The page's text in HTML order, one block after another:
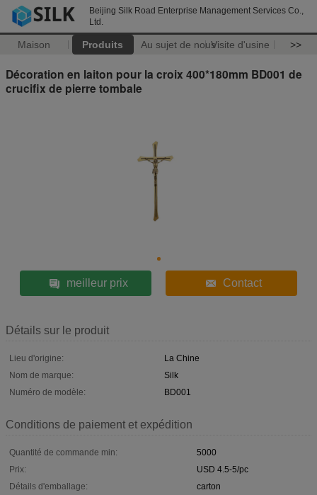
Beijing Silk Road Enterprise Management Services Co.,
Ltd.
Maison Produits Au sujet de nousVisite d'usine >>
Décoration en laiton pour la croix 400*180mm BD001 de
crucifix de pierre tombale
meilleur prix Contact
Détails sur le produit
Lieu d'origine:
La Chine
Nom de marque:
Silk
Numéro de modèle:
BD001
Conditions de paiement et expédition
Quantité de commande min:
5000
Prix:
USD 4.5-5/pc
Détails d'emballage:
carton